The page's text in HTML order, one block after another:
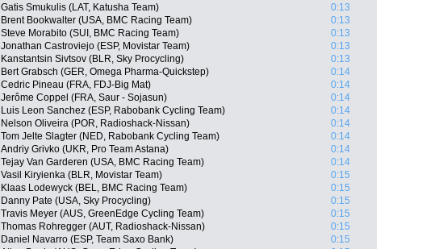
Gatis Smukulis (LAT, Katusha Team)
0:13
Brent Bookwalter (USA, BMC Racing Team)
0:13
Steve Morabito (SUI, BMC Racing Team)
0:13
Jonathan Castroviejo (ESP, Movistar Team)
0:13
Kanstantsin Sivtsov (BLR, Sky Procycling)
0:13
Bert Grabsch (GER, Omega Pharma-Quickstep)
0:14
Cedric Pineau (FRA, FDJ-Big Mat)
0:14
Jerôme Coppel (FRA, Saur - Sojasun)
0:14
Luis Leon Sanchez (ESP, Rabobank Cycling Team)
0:14
Nelson Oliveira (POR, Radioshack-Nissan)
0:14
Tom Jelte Slagter (NED, Rabobank Cycling Team)
0:14
Andriy Grivko (UKR, Pro Team Astana)
0:14
Tejay Van Garderen (USA, BMC Racing Team)
0:14
Vasil Kiryienka (BLR, Movistar Team)
0:15
Klaas Lodewyck (BEL, BMC Racing Team)
0:15
Danny Pate (USA, Sky Procycling)
0:15
Travis Meyer (AUS, GreenEdge Cycling Team)
0:15
Thomas Rohregger (AUT, Radioshack-Nissan)
0:15
Daniel Navarro (ESP, Team Saxo Bank)
0:15